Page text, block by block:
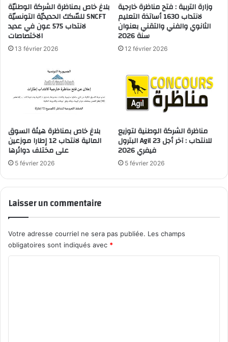
بلاغ خاص بمناظرة الشركة الوطنيّة
للسّكك الحديديّة التونسيّة SNCFT
لانتداب 575 عون في عديد
الاختصاصات
13 février 2026
وزارة التربية : فتح مناظرة خارجية
لانتداب 1630 أساتذة التعليم
الثانوي والفني والتقني بعنوان
سنة 2026
12 février 2026
بلاغ خاص بمناظرة هيئة السوق
المالية لانتداب 12 إطارا موزعين
على مختلف دوائرها
5 février 2026
مناظرة الشركة الوطنية لتوزيع
البترول Agil للانتداب : آخر أجل 23
فيفري 2026
5 février 2026
Laisser un commentaire
Votre adresse courriel ne sera pas publiée. Les champs
obligatoires sont indiqués avec *